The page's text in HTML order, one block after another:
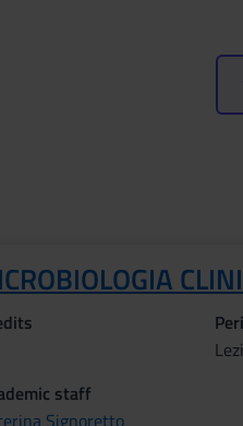
staff
Signoretto